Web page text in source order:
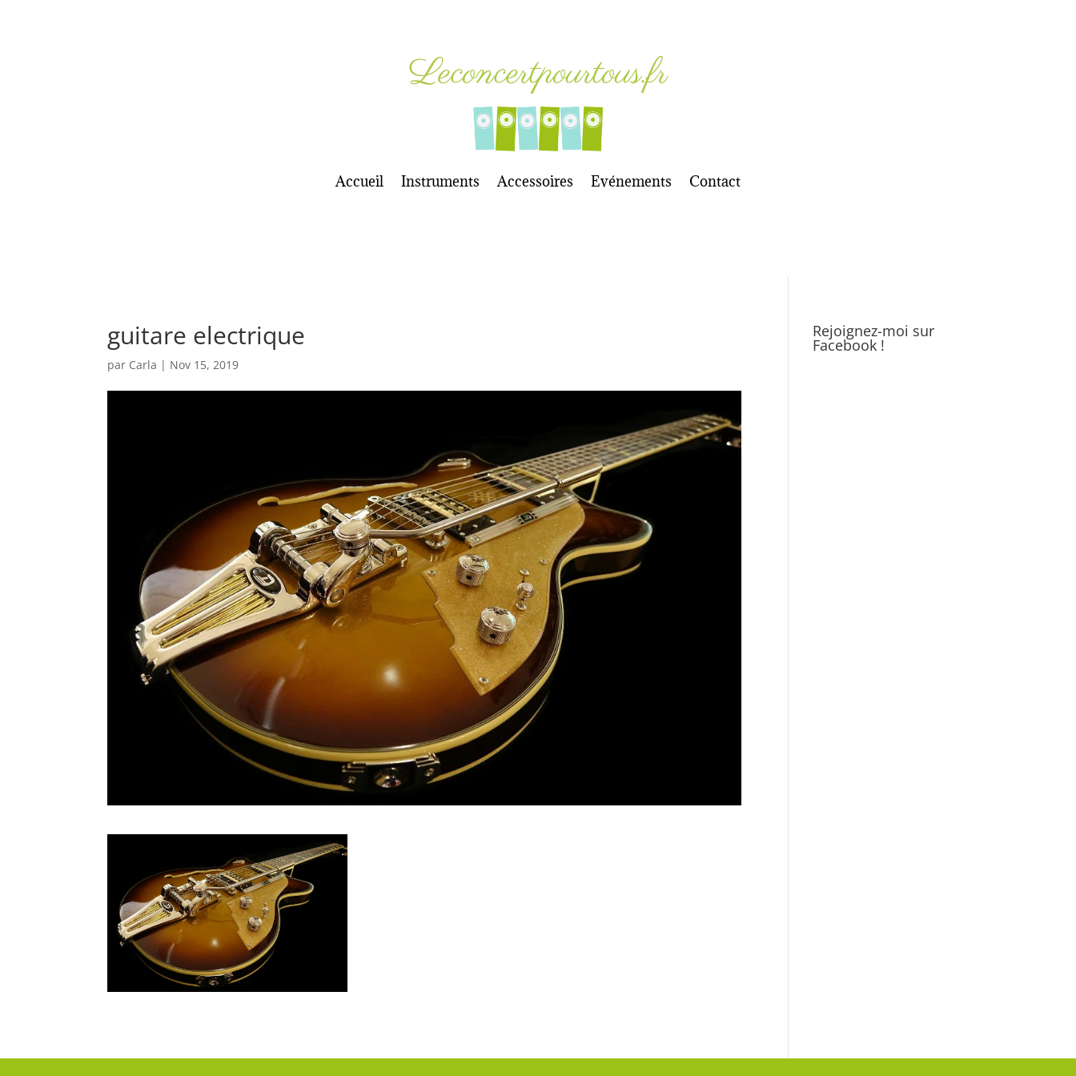
Leconcertpourtous.fr
Accueil Instruments Accessoires Evénements Contact
guitare electrique
par Carla | Nov 15, 2019
Rejoignez-moi sur
Facebook !